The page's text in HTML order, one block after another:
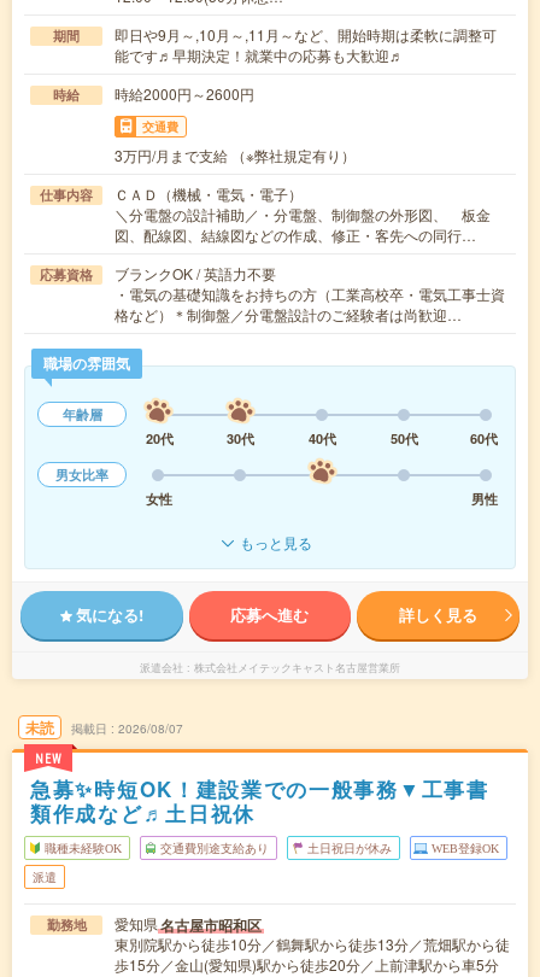
期間
即日や9月～,10月～,11月～など、開始時期は柔軟に調整可
能です♬早期決定！就業中の応募も大歓迎♬
時給 時給2000円～2600円
交通費
3万円/月まで支給 （※弊社規定有り）
仕事内容
ＣＡＤ（機械・電気・電子）
＼分電盤の設計補助／・分電盤、制御盤の外形図、 板金
図、配線図、結線図などの作成、修正・客先への同行…
応募資格
ブランクOK / 英語力不要
・電気の基礎知識をお持ちの方（工業高校卒・電気工事士資
格など）＊制御盤／分電盤設計のご経験者は尚歓迎…
職場の雰囲気
年齢層
20代
30代 40代 50代
60代
男女比率
女性
男性
もっと見る
気になる! 応募へ進む 詳しく見る
派遣会社 株式会社メイテックキャスト名古屋営業所
未読
NEW
掲載日 2026/08/07
急募✨時短OK！建設業での一般事務▼工事書
類作成など♬土日祝休
職種未経験OK 交通費別途支給あり 土日祝日が休み WEB登録OK
派遣
勤務地 愛知県名古屋市昭和区
東別院駅から徒歩10分／鶴舞駅から徒歩13分／荒畑駅から徒
歩15分／金山(愛知県)駅から徒歩20分／上前津駅から車5分